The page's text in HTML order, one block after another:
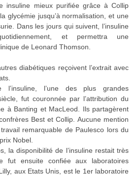
insuline mieux purifiée grâce à Collip
glycémie jusqu’à normalisation, et une
Dans les jours qui suivent, l’insuline
et permettra une
de Leonard Thomson.
diabétiques reçoivent l’extrait avec
l’insuline, l’une des plus grandes
fut couronnée par l’attribution du
à Banting et MacLeod. Ils partagèrent
Best et Collip. Aucune mention
remarquable de Paulesco lors du
Nobel.
la disponibilité de l’insuline restait très
fut ensuite confiée aux laboratoires
aux Etats Unis, est le 1er laboratoire